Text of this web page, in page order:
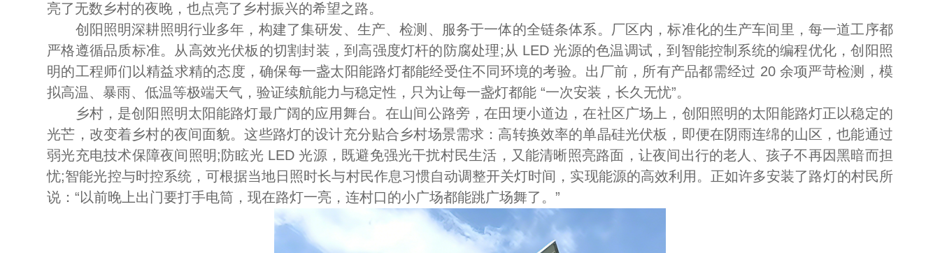
亮了无数乡村的夜晚，也点亮了乡村振兴的希望之路。
创阳照明深耕照明行业多年，构建了集研发、生产、检测、服务于一体的全链条体系。厂区内，标准化的生产车间里，每一道工序都
严格遵循品质标准。从高效光伏板的切割封装，到高强度灯杆的防腐处理;从 LED 光源的色温调试，到智能控制系统的编程优化，创阳照
明的工程师们以精益求精的态度，确保每一盏太阳能路灯都能经受住不同环境的考验。出厂前，所有产品都需经过 20 余项严苛检测，模
拟高温、暴雨、低温等极端天气，验证续航能力与稳定性，只为让每一盏灯都能 “一次安装，长久无忧”。
乡村，是创阳照明太阳能路灯最广阔的应用舞台。在山间公路旁，在田埂小道边，在社区广场上，创阳照明的太阳能路灯正以稳定的
光芒，改变着乡村的夜间面貌。这些路灯的设计充分贴合乡村场景需求：高转换效率的单晶硅光伏板，即便在阴雨连绵的山区，也能通过
弱光充电技术保障夜间照明;防眩光 LED 光源，既避免强光干扰村民生活，又能清晰照亮路面，让夜间出行的老人、孩子不再因黑暗而担
忧;智能光控与时控系统，可根据当地日照时长与村民作息习惯自动调整开关灯时间，实现能源的高效利用。正如许多安装了路灯的村民所
说：“以前晚上出门要打手电筒，现在路灯一亮，连村口的小广场都能跳广场舞了。”